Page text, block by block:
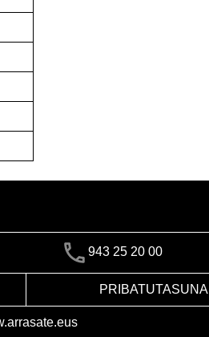
943 25 20 00
PRIBATUTASUNA